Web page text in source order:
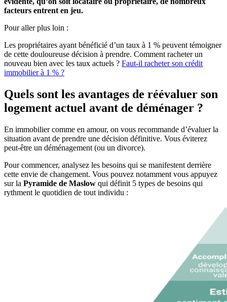
facteurs entrent en jeu.
Pour aller plus loin :
Les propriétaires ayant bénéficié d’un taux à 1 % peuvent témoigner
de cette douloureuse décision à prendre. Comment racheter un
nouveau bien avec les taux actuels ? Faut-il racheter son crédit
immobilier à 1 % ?
Quels sont les avantages de réévaluer son
logement actuel avant de déménager ?
En immobilier comme en amour, on vous recommande d’évaluer la
situation avant de prendre une décision définitive. Vous éviterez
peut-être un déménagement (ou un divorce).
Pour commencer, analysez les besoins qui se manifestent derrière
cette envie de changement. Vous pouvez notamment vous appuyez
sur la Pyramide de Maslow qui définit 5 types de besoins qui
rythment le quotidien de tout individu :